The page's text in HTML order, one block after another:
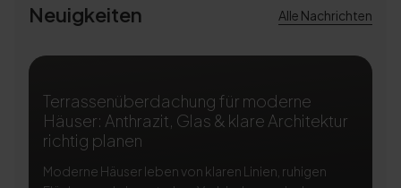
Neuigkeiten Alle Nachrichten
Terrassenüberdachung für moderne
Häuser: Anthrazit, Glas & klare Architektur
richtig planen
Moderne Häuser leben von klaren Linien, ruhigen